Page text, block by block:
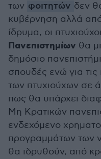
των φοιτητών δεν
κυβέρνηση αλλά
ίδρυμα, οι
Πανεπιστημίων θα
δημόσιο
σπουδές ενώ για τις
των πτυχιούχων σε
πως θα υπάρχει
Μη Κρατικών
ενδεχόμενο
προγραμμάτων των
θα ιδρυθούν, από